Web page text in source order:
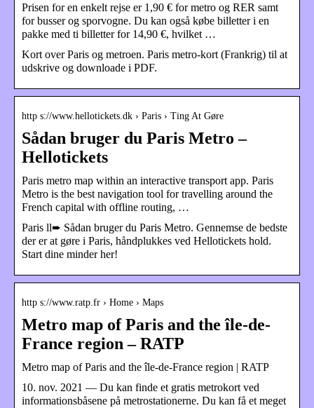
Prisen for en enkelt rejse er 1,90 € for metro og RER samt
for busser og sporvogne. Du kan også købe billetter i en
pakke med ti billetter for 14,90 €, hvilket …
Kort over Paris og metroen. Paris metro-kort (Frankrig) til at
udskrive og downloade i PDF.
http s://www.hellotickets.dk › Paris › Ting At Gøre
Sådan bruger du Paris Metro –
Hellotickets
Paris metro map within an interactive transport app. Paris
Metro is the best navigation tool for travelling around the
French capital with offline routing, …
Paris ll➨ Sådan bruger du Paris Metro. Gennemse de bedste
der er at gøre i Paris, håndplukkes ved Hellotickets hold.
Start dine minder her!
http s://www.ratp.fr › Home › Maps
Metro map of Paris and the île-de-
France region – RATP
Metro map of Paris and the île-de-France region | RATP
10. nov. 2021 — Du kan finde et gratis metrokort ved
informationsbåsene på metrostationerne. Du kan få et meget